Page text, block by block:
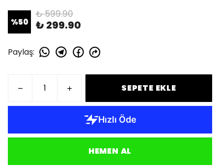
%50
₺ 599.90
₺ 299.90
Paylaş:
SEPETE EKLE
HEMEN AL